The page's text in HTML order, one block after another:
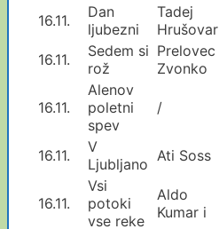
16.11.
Dan
ljubezni
Tadej
Hrušovar
16.11.
Sedem si
rož
Prelovec
Zvonko
16.11.
Alenov
poletni
spev
/
16.11.
V
Ljubljano Ati Soss
16.11.
Vsi
potoki
vse reke
Aldo
Kumar i